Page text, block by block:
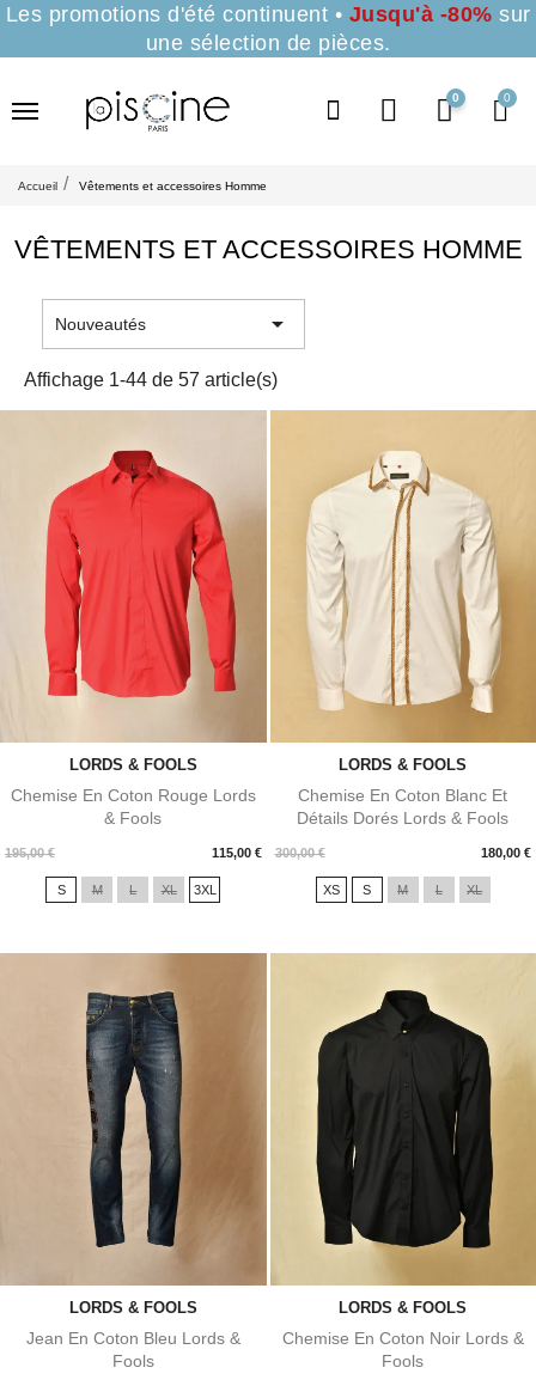
Les promotions d'été continuent • Jusqu'à -80% sur
une sélection de pièces.
0
Accueil Vêtements et accessoires Homme
VÊTEMENTS ET ACCESSOIRES HOMME
Nouveautés 
Affichage 1-44 de 57 article(s)
LORDS & FOOLS
Chemise En Coton Rouge Lords
& Fools
195,00 € 115,00 €
Prix
S M L XL 3XL
LORDS & FOOLS
Chemise En Coton Blanc Et
Détails Dorés Lords & Fools
300,00 € 180,00 €
Prix
XS S M L XL
LORDS & FOOLS
Jean En Coton Bleu Lords &
Fools
LORDS & FOOLS
Chemise En Coton Noir Lords &
Fools